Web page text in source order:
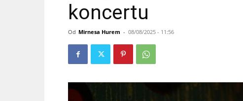
koncertu
Od Mirnesa Hurem - 08/08/2025 - 11:56